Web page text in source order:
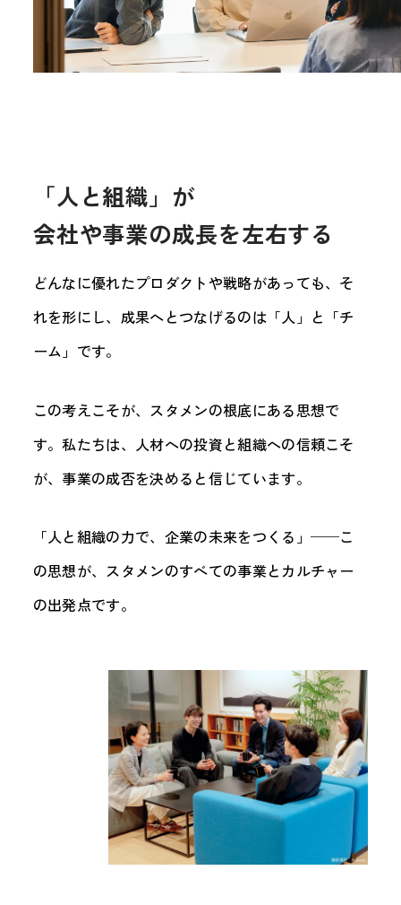
CAREER
「人と組織」が
会社や事業の成長を左右する
どんなに優れたプロダクトや戦略があっても、そ
れを形にし、成果へとつなげるのは「人」と「チ
ーム」です。
この考えこそが、スタメンの根底にある思想で
す。私たちは、人材への投資と組織への信頼こそ
が、事業の成否を決めると信じています。
「人と組織の力で、企業の未来をつくる」──こ
の思想が、スタメンのすべての事業とカルチャー
の出発点です。